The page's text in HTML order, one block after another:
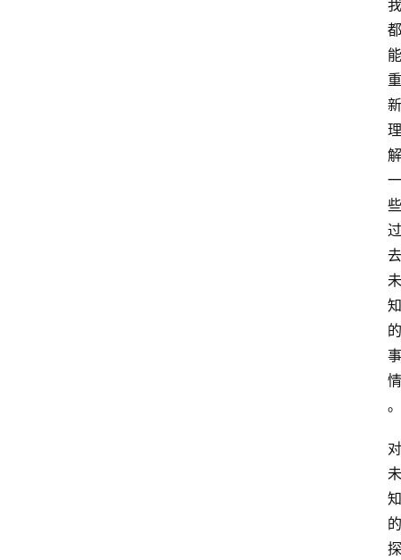
我
都
能
重
新
理
解
一
些
过
去
未
知
的
事
情
。
对
未
知
的
探